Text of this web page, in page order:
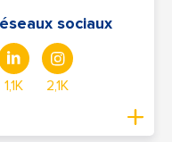
sociaux
1,1K 2,1K